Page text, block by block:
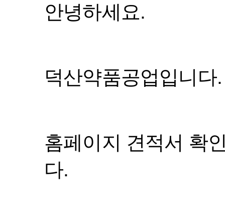
안녕하세요.
덕산약품공업입니다.
홈페이지 견적서 확
다.